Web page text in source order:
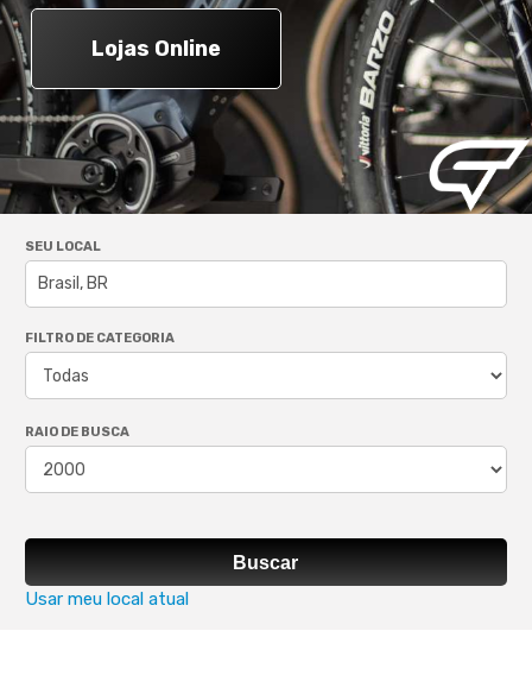
Lojas Online
SEU LOCAL
FILTRO DE CATEGORIA
RAIO DE BUSCA
Buscar
Usar meu local atual